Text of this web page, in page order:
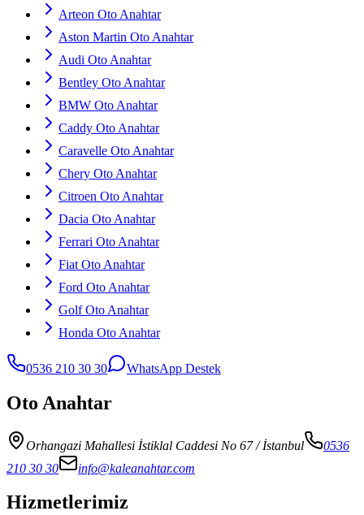
Arteon Oto Anahtar
Aston Martin Oto Anahtar
Audi Oto Anahtar
Bentley Oto Anahtar
BMW Oto Anahtar
Caddy Oto Anahtar
Caravelle Oto Anahtar
Chery Oto Anahtar
Citroen Oto Anahtar
Dacia Oto Anahtar
Ferrari Oto Anahtar
Fiat Oto Anahtar
Ford Oto Anahtar
Golf Oto Anahtar
Honda Oto Anahtar
0536 210 30 30 WhatsApp Destek
Oto Anahtar
Orhangazi Mahallesi İstiklal Caddesi No 67/ İstanbul
0536
210 30 30
info@kaleanahtar.com
Hizmetlerimiz